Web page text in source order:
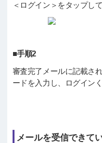
＜ログイン＞をタップし
■手順2
審査完了メールに記載さ
ードを入力し、ログインく
メールを受信できて